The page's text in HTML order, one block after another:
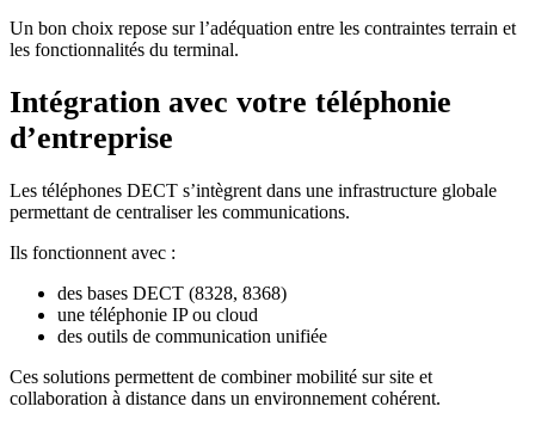
Un bon choix repose sur l’adéquation entre les contraintes terrain et
les fonctionnalités du terminal.
Intégration avec votre téléphonie
d’entreprise
Les téléphones DECT s’intègrent dans une infrastructure globale
permettant de centraliser les communications.
Ils fonctionnent avec :
des bases DECT (8328, 8368)
une téléphonie IP ou cloud
des outils de communication unifiée
Ces solutions permettent de combiner mobilité sur site et
collaboration à distance dans un environnement cohérent.